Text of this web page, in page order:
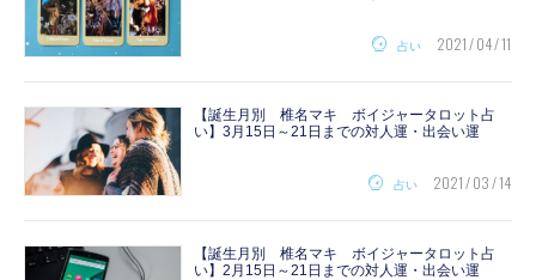
占い 2021 / 04 / 11
【誕生月別 椎名マキ ボイジャータロット占
い】3月15日～21日までの対人運・出会い運
占い 2021 / 03 / 14
【誕生月別 椎名マキ ボイジャータロット占
い】2月15日～21日までの対人運・出会い運